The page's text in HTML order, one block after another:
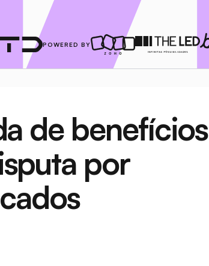
POWERED BY
de benefícios
por